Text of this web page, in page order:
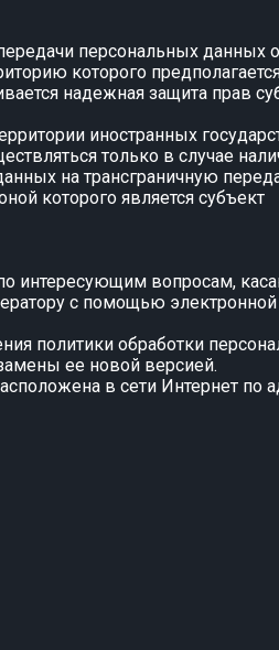
персональных данных
которого
надежная защита прав
иностранных
только в случае
на трансграничную
которого является субъект
интересующим вопросам,
с помощью
политики обработки
ее новой версией.
в сети Интернет по